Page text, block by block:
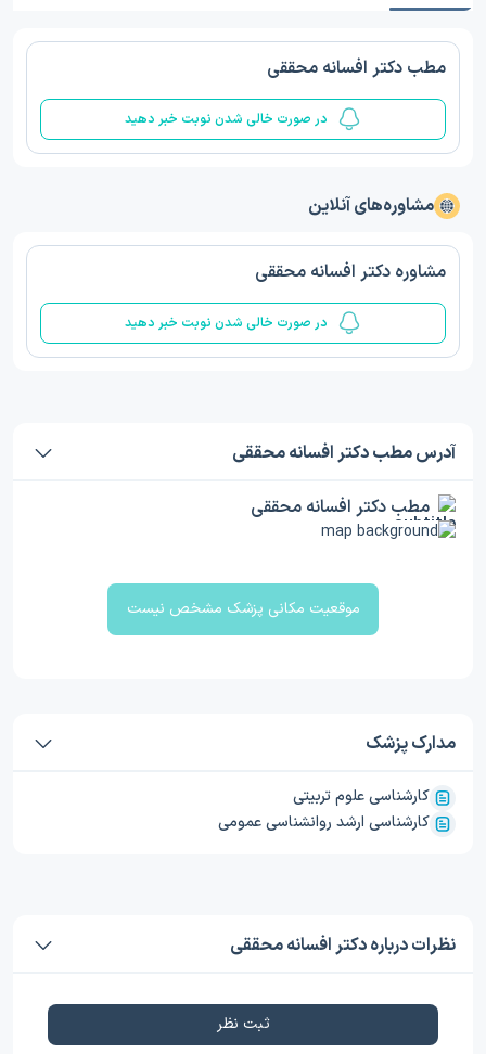
مطب دکتر افسانه محققی
در صورت خالی شدن نوبت خبر دهید
مشاوره‌های آنلاین
مشاوره دکتر افسانه محققی
در صورت خالی شدن نوبت خبر دهید
آدرس مطب دکتر افسانه محققی
مطب دکتر افسانه محققی
موقعیت مکانی پزشک مشخص نیست
مدارک پزشک
کارشناسی علوم تربیتی
کارشناسی ارشد روانشناسی عمومی
نظرات درباره دکتر افسانه محققی
ثبت نظر